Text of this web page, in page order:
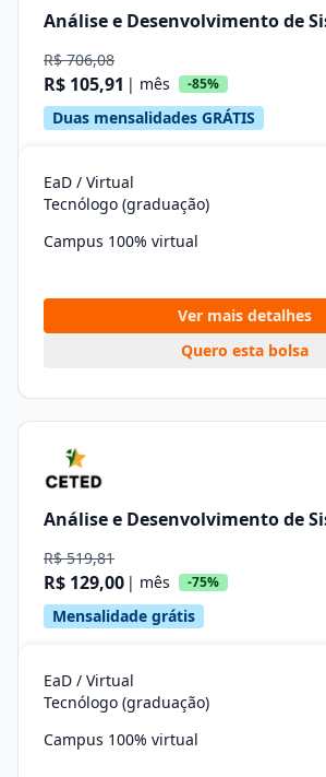
Análise e Desenvolvimento de
R$ 706,08
R$ 105,91 | mês -85%
Duas mensalidades GRÁTIS
EaD / Virtual
Tecnólogo (graduação)
Campus 100% virtual
Ver mais detalhes
Quero esta bolsa
Análise e Desenvolvimento de
R$ 519,81
R$ 129,00 | mês -75%
Mensalidade grátis
EaD / Virtual
Tecnólogo (graduação)
Campus 100% virtual